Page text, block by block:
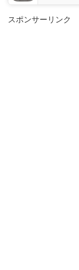
スポンサーリンク